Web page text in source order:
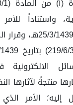
واستناداً
(14388) بتاريخ 25/3/
الالكترونية
منتجةً لآثارها
الأمر